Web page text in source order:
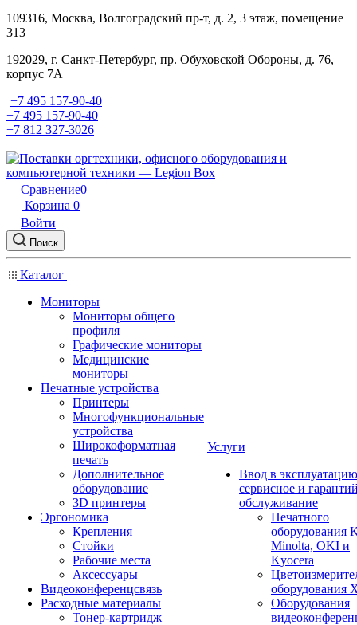
109316, Москва, Волгоградский пр-т, д. 2, 3 этаж, помещение
313
192029, г. Санкт-Петербург, пр. Обуховской Обороны, д. 76,
корпус 7А
+7 495 157-90-40
+7 495 157-90-40
+7 812 327-3026
Сравнение0
Корзина 0
Войти
Поиск
Каталог
Мониторы
Мониторы общего
профиля
Графические мониторы
Медицинские
мониторы
Печатные устройства
Принтеры
Многофункциональные
устройства
Широкоформатная
печать
Дополнительное
оборудование
3D принтеры
Эргономика
Крепления
Стойки
Рабочие места
Аксессуары
Видеоконференцсвязь
Расходные материалы
Тонер-картридж
Услуги
Ввод в
сервисное и
обслуживание
Печатного
оборудования
Minolta, OKI и
Kyocera
оборудования
Оборудования